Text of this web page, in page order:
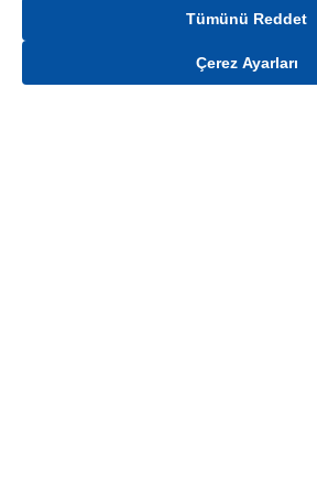
Gelince Haber Ver
Tümünü Reddet
Çerez Ayarları